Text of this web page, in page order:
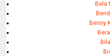
Bela
Benny